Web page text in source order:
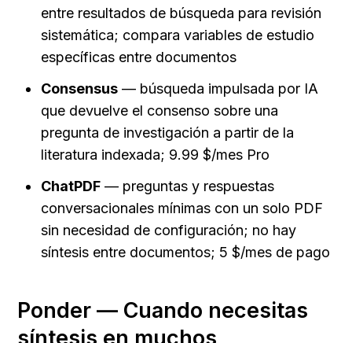
entre resultados de búsqueda para revisión
sistemática; compara variables de estudio
específicas entre documentos
Consensus — búsqueda impulsada por IA
que devuelve el consenso sobre una
pregunta de investigación a partir de la
literatura indexada; 9.99 $/mes Pro
ChatPDF — preguntas y respuestas
conversacionales mínimas con un solo PDF
sin necesidad de configuración; no hay
síntesis entre documentos; 5 $/mes de pago
Ponder — Cuando necesitas
síntesis en muchos